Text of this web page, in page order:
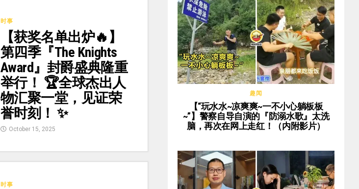
时事
【获奖名单出炉🔥】
第四季『The Knights
Award』封爵盛典隆重
举行！ 🏆全球杰出人
物汇聚一堂，见证荣
誉时刻！ ✨
October 15, 2025
时事
趣闻
【“玩水水~凉爽爽~一不小心躺板板
~”】警察自导自演的『防溺水歌』太洗
脑，再次在网上走红！（内附影片）